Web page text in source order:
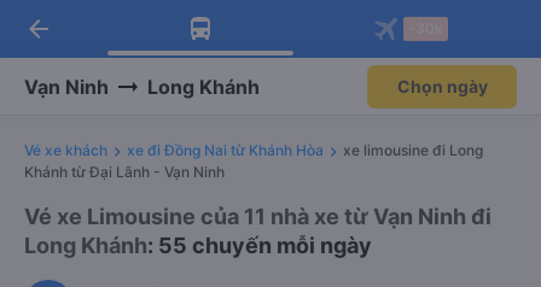
Tải app Vexere ngay!
Nhận ưu đãi thành viên độc
Mở app
Tải app Vexere
-30k/ghế khi đặt vé máy bay qua
Mở app
arrow_back
Vạn Ninh Long Khánh Chọn ngày
Vé xe khách xe đi Đồng Nai từ Khánh Hòa
xe limousine đi Long
Khánh từ Đại Lãnh - Vạn Ninh
Vé xe Limousine của 11 nhà xe từ Vạn Ninh đi
Long Khánh: 55 chuyến mỗi ngày